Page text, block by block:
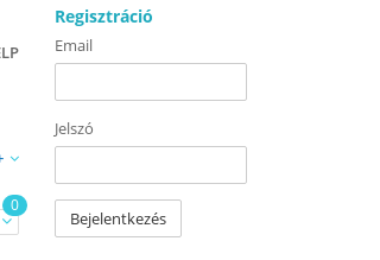
0
Regisztráció
Email
Jelszó
Bejelentkezés